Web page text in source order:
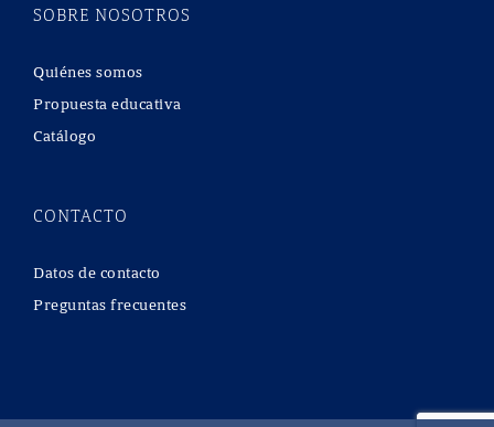
SOBRE NOSOTROS
Quiénes somos
Propuesta educativa
Catálogo
CONTACTO
Datos de contacto
Preguntas frecuentes